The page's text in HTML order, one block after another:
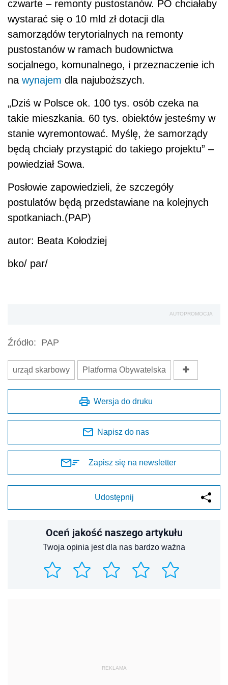
czwarte – remonty pustostanów. PO chciałaby
wystarać się o 10 mld zł dotacji dla
samorządów terytorialnych na remonty
pustostanów w ramach budownictwa
socjalnego, komunalnego, i przeznaczenie ich
na wynajem dla najuboższych.
„Dziś w Polsce ok. 100 tys. osób czeka na
takie mieszkania. 60 tys. obiektów jesteśmy w
stanie wyremontować. Myślę, że samorządy
będą chciały przystąpić do takiego projektu” –
powiedział Sowa.
Posłowie zapowiedzieli, że szczegóły
postulatów będą przedstawiane na kolejnych
spotkaniach.(PAP)
autor: Beata Kołodziej
bko/ par/
AUTOPROMOCJA
Źródło: PAP
urząd skarbowy Platforma Obywatelska
Wersja do druku
Napisz do nas
Zapisz się na newsletter
Udostępnij
Oceń jakość naszego artykułu
Twoja opinia jest dla nas bardzo ważna
REKLAMA